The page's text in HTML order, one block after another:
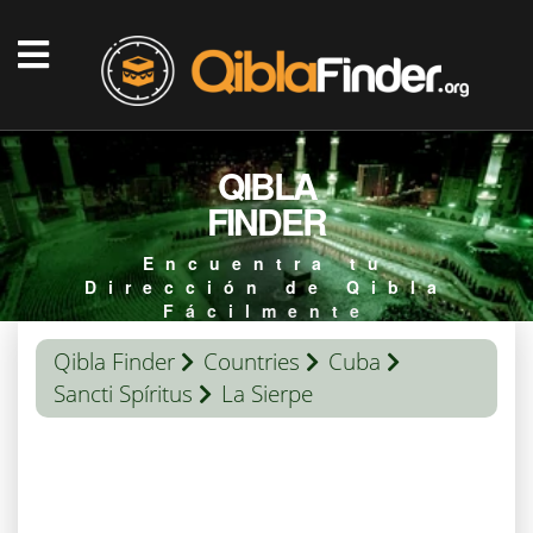
QIBLA
FINDER
Encuentra tu
Dirección de Qibla
Fácilmente
Qibla Finder Countries
Cuba
Sancti Spíritus
La Sierpe